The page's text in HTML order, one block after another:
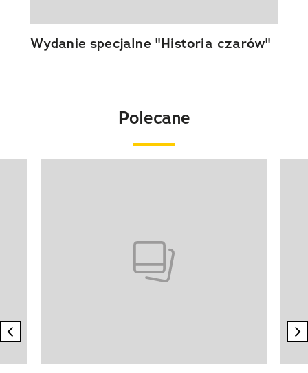
Wydanie specjalne "Historia czarów"
Polecane
previous element